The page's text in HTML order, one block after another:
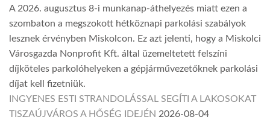
A 2026. augusztus 8-i munkanap-áthelyezés miatt ezen a
szombaton a megszokott hétköznapi parkolási szabályok
lesznek érvényben Miskolcon. Ez azt jelenti, hogy a Miskolci
Városgazda Nonprofit Kft. által üzemeltetett felszíni
díjköteles parkolóhelyeken a gépjárművezetőknek parkolási
díjat kell fizetniük.
INGYENES ESTI STRANDOLÁSSAL SEGÍTI A LAKOSOKAT
TISZAÚJVÁROS A HŐSÉG IDEJÉN 2026-08-04